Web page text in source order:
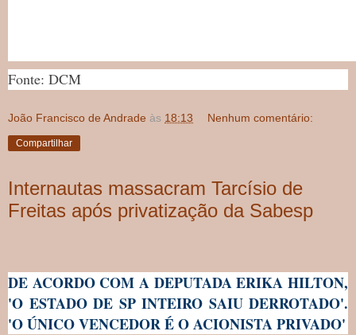
Fonte: DCM
João Francisco de Andrade às 18:13 Nenhum comentário:
Compartilhar
Internautas massacram Tarcísio de
Freitas após privatização da Sabesp
DE ACORDO COM A DEPUTADA ERIKA HILTON,
'O ESTADO DE SP INTEIRO SAIU DERROTADO'.
'O ÚNICO VENCEDOR É O ACIONISTA PRIVADO'